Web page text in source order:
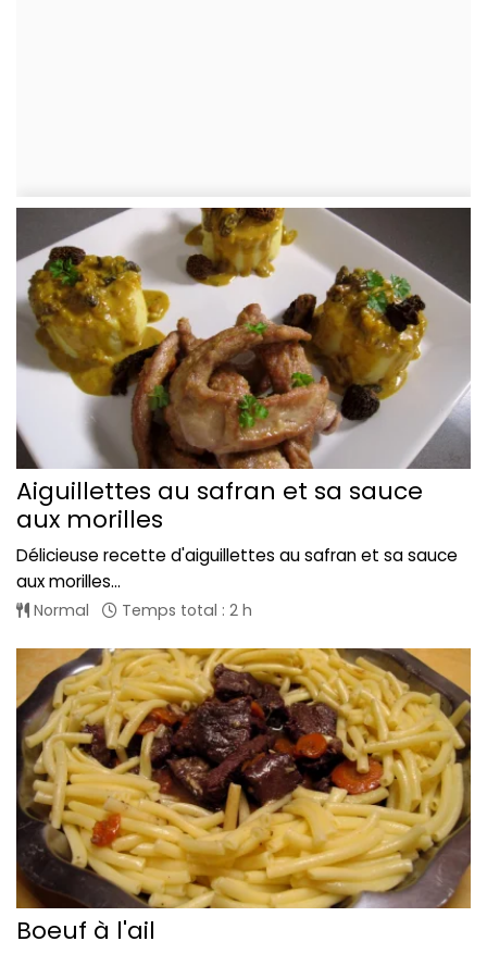
Aiguillettes au safran et sa sauce
aux morilles
Délicieuse recette d'aiguillettes au safran et sa sauce
aux morilles...
Normal Temps total : 2 h
Boeuf à l'ail